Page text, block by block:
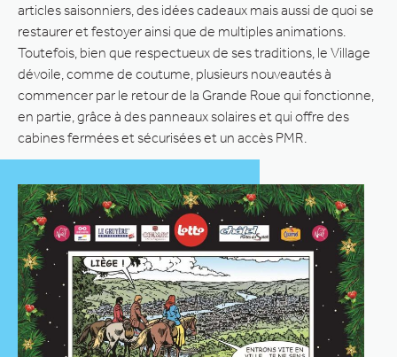
articles saisonniers, des idées cadeaux mais aussi de quoi se
restaurer et festoyer ainsi que de multiples animations.
Toutefois, bien que respectueux de ses traditions, le Village
dévoile, comme de coutume, plusieurs nouveautés à
commencer par le retour de la Grande Roue qui fonctionne,
en partie, grâce à des panneaux solaires et qui offre des
cabines fermées et sécurisées et un accès PMR.